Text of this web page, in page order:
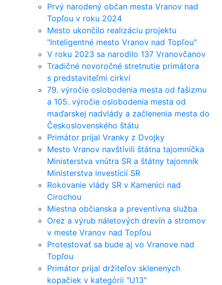
Prvý narodený občan mesta Vranov nad
Topľou v roku 2024
Mesto ukončilo realizáciu projektu
"Inteligentné mesto Vranov nad Topľou"
V roku 2023 sa narodilo 137 Vranovčanov
Tradičné novoročné stretnutie primátora
s predstaviteľmi cirkví
79. výročie oslobodenia mesta od fašizmu
a 105. výročie oslobodenia mesta od
maďarskej nadvlády a začlenenia mesta do
Československého štátu
Primátor prijal Vranky z Dvojky
Mesto Vranov navštívili štátna tajomníčka
Ministerstva vnútra SR a štátny tajomník
Ministerstva investícií SR
Rokovanie vlády SR v Kamenici nad
Cirochou
Miestna občianska a preventívna služba
Orez a výrub náletových drevín a stromov
v meste Vranov nad Topľou
Protestovať sa bude aj vo Vranove nad
Topľou
Primátor prijal držiteľov sklenených
kopačiek v kategórii "U13"